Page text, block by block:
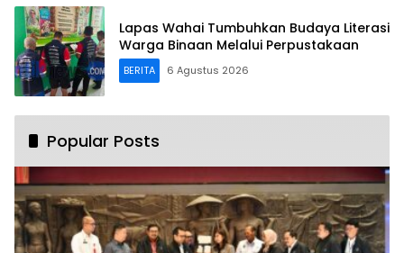
Lapas Wahai Tumbuhkan Budaya Literasi
Warga Binaan Melalui Perpustakaan
BERITA 6 Agustus 2026
Popular Posts